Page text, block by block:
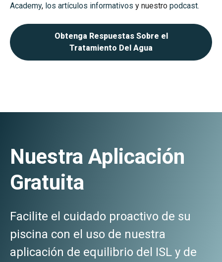
Academy, los artículos informativos y nuestro podcast.
Obtenga Respuestas Sobre el
Tratamiento Del Agua
Nuestra Aplicación
Gratuita
Facilite el cuidado proactivo de su
piscina con el uso de nuestra
aplicación de equilibrio del ISL y de